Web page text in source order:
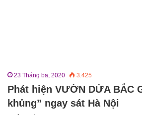
23 Tháng ba, 2020 3.425
Phát hiện VƯỜN DỨA BẮC
khủng” ngay sát Hà Nội